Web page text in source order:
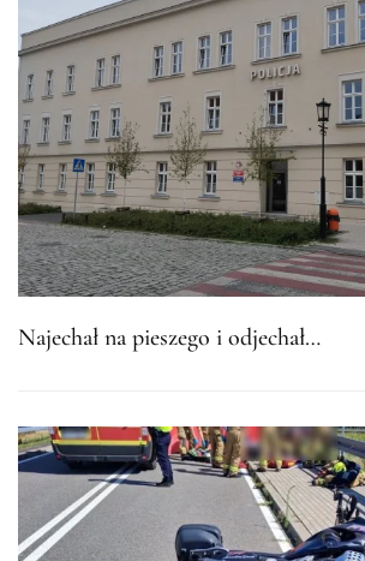
Najechał na pieszego i odjechał…